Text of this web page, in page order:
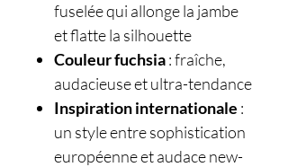
fuselée qui allonge la jambe
et flatte la silhouette
Couleur fuchsia: fraîche,
audacieuse et ultra-tendance
Inspiration internationale :
un style entre sophistication
européenne et audace new-